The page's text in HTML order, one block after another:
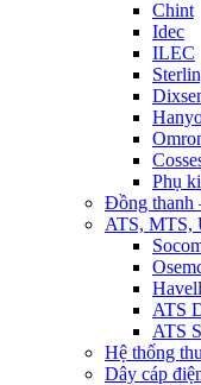
Chint
Idec
ILEC
Phụ
Đồng thanh
ATS, MTS,
ATS
ATS
Hệ thống
Dây cáp